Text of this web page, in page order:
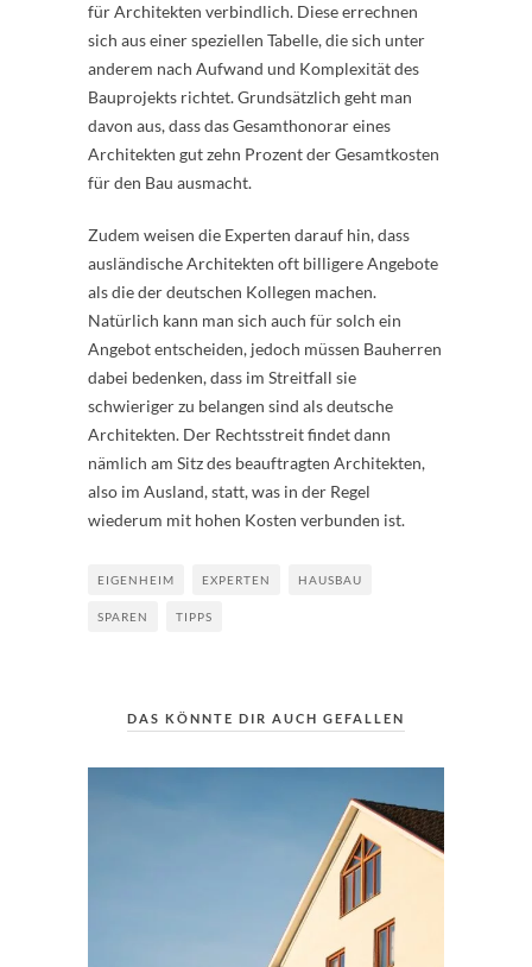
für Architekten verbindlich. Diese errechnen
sich aus einer speziellen Tabelle, die sich unter
anderem nach Aufwand und Komplexität des
Bauprojekts richtet. Grundsätzlich geht man
davon aus, dass das Gesamthonorar eines
Architekten gut zehn Prozent der Gesamtkosten
für den Bau ausmacht.
Zudem weisen die Experten darauf hin, dass
ausländische Architekten oft billigere Angebote
als die der deutschen Kollegen machen.
Natürlich kann man sich auch für solch ein
Angebot entscheiden, jedoch müssen Bauherren
dabei bedenken, dass im Streitfall sie
schwieriger zu belangen sind als deutsche
Architekten. Der Rechtsstreit findet dann
nämlich am Sitz des beauftragten Architekten,
also im Ausland, statt, was in der Regel
wiederum mit hohen Kosten verbunden ist.
EIGENHEIM EXPERTEN HAUSBAU
SPAREN TIPPS
DAS KÖNNTE DIR AUCH GEFALLEN